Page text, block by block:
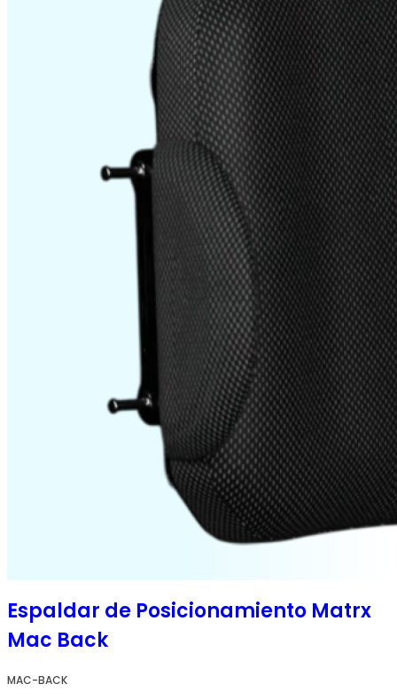
Espaldar de Posicionamiento Matrx
Mac Back
MAC-BACK